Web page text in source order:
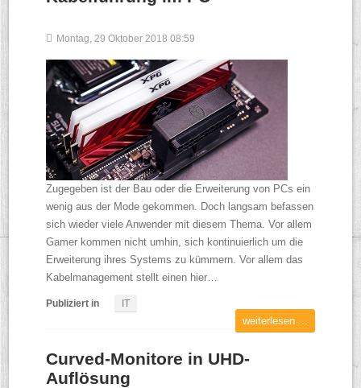
Montag, 29 Oktober 2018 08:59
Zugegeben ist der Bau oder die Erweiterung von PCs ein
wenig aus der Mode gekommen. Doch langsam befassen
sich wieder viele Anwender mit diesem Thema. Vor allem
Gamer kommen nicht umhin, sich kontinuierlich um die
Erweiterung ihres Systems zu kümmern. Vor allem das
Kabelmanagement stellt einen hier…
Publiziert in IT
weiterlesen ...
Curved-Monitore in UHD-
Auflösung